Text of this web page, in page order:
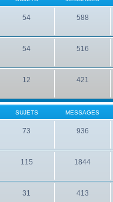
54 588
54 516
12 421
SUJETS MESSAGES
73 936
115 1844
31 413